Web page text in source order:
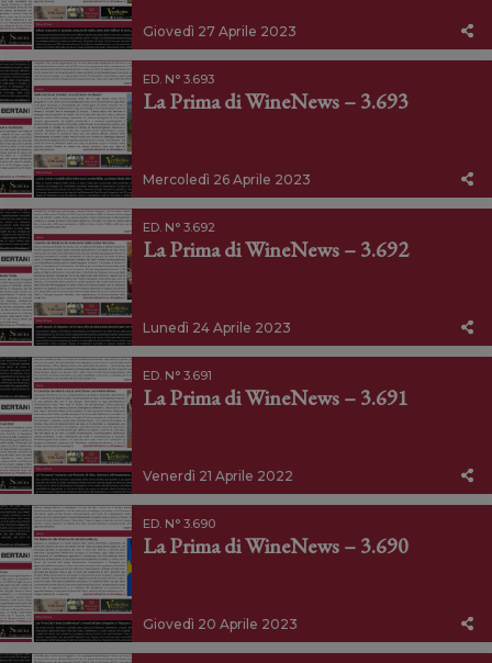
Giovedì 27 Aprile 2023
ED. N° 3.693
La Prima di WineNews – 3.693
Mercoledì 26 Aprile 2023
ED. N° 3.692
La Prima di WineNews – 3.692
Lunedì 24 Aprile 2023
ED. N° 3.691
La Prima di WineNews – 3.691
Venerdì 21 Aprile 2022
ED. N° 3.690
La Prima di WineNews – 3.690
Giovedì 20 Aprile 2023